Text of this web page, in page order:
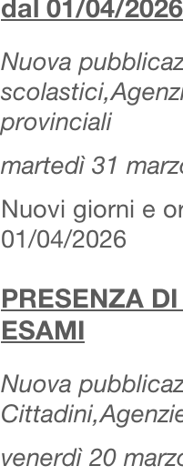
dal 01/04/2026
Nuova
provinciali
martedì 31
Nuovi giorni e
01/04/2026
PRESENZA
ESAMI
Nuova
venerdì 20